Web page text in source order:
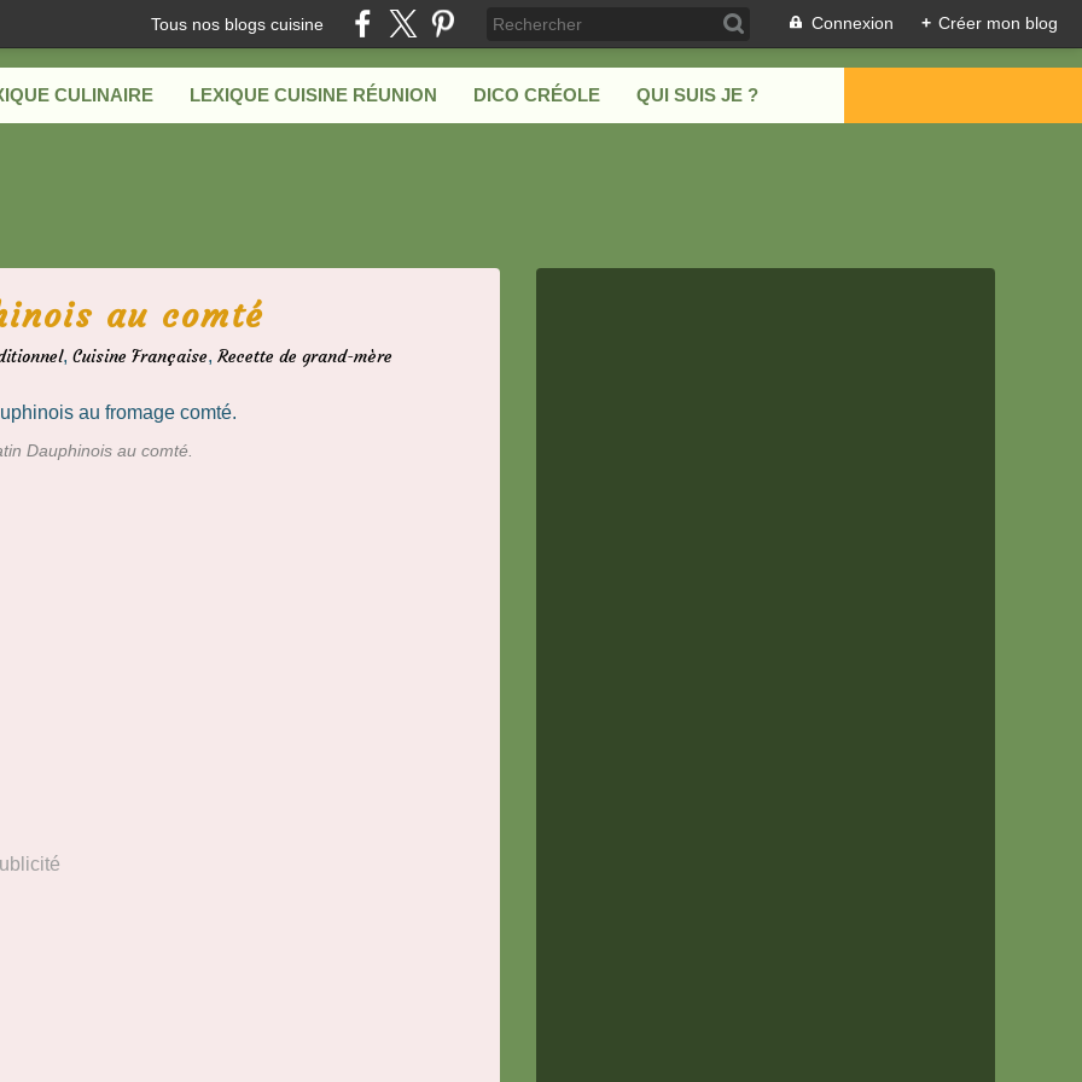
Tous nos blogs cuisine Connexion + Créer mon blog
CULINAIRE LEXIQUE CUISINE RÉUNION DICO CRÉOLE QUI SUIS JE ?
au comté
, Cuisine Française, Recette de grand-mère
Dauphinois au comté.